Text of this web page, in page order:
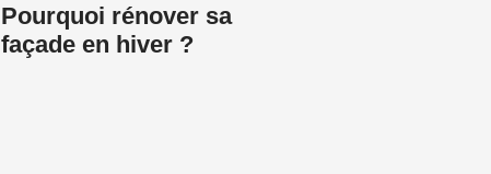
Pourquoi rénover sa
façade en hiver ?